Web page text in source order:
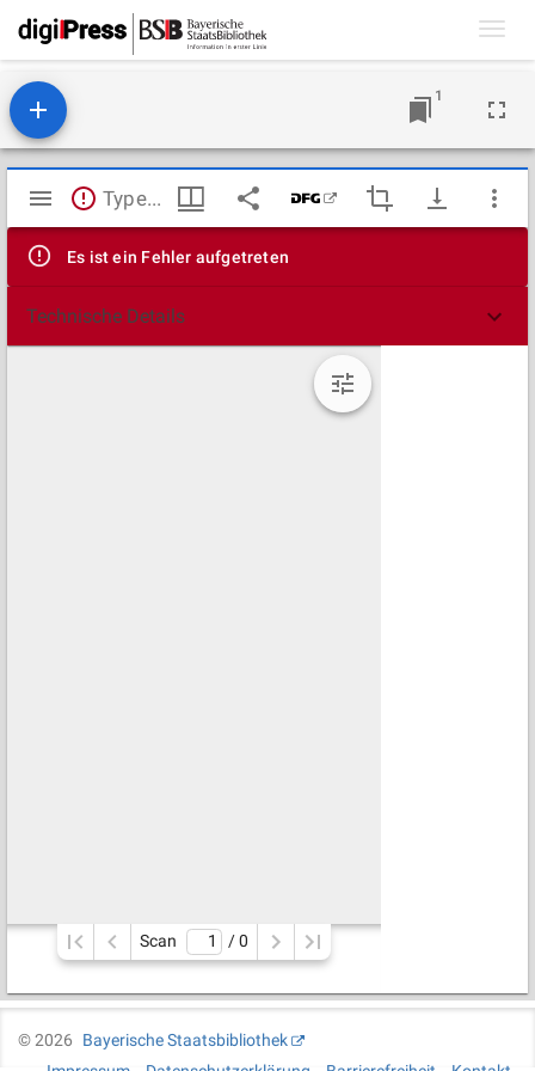
1
Mirador
Viewer
TypeError: Failed to fetch
Es ist ein Fehler aufgetreten
Technische Details
Scan / 0
©2026
Bayerische Staatsbibliothek